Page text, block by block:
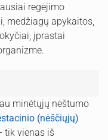
regėjimo
medžiagų apykaitos,
įprastai
minėtųjų nėštumo
(nėščiųjų)
tik vienas iš